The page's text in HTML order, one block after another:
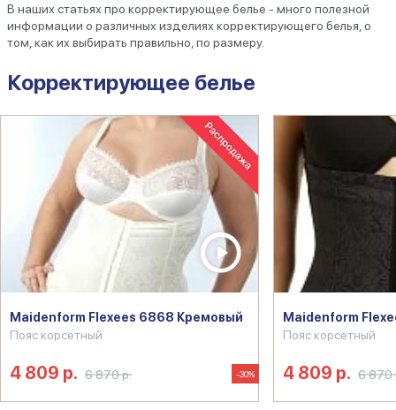
В наших статьях про корректирующее белье - много полезной
информации о различных изделиях корректирующего белья, о
том, как их выбирать правильно, по размеру.
Корректирующее белье
Maidenform Flexees 6868 Кремовый
Пояс корсетный
4 809 р. 6 870 р. -30%
Maidenform
Пояс корсетный
4 809 р. 6 870